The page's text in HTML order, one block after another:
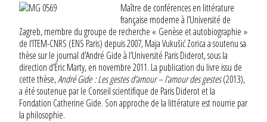
Maître de conférences en littérature
française moderne à l’Université de
Zagreb, membre du groupe de recherche « Genèse et autobiographie »
de l’ITEM-CNRS (ENS Paris) depuis 2007, Maja Vukušić Zorica a soutenu sa
thèse sur le journal d’André Gide à l’Université Paris Diderot, sous la
direction d’Éric Marty, en novembre 2011. La publication du livre issu de
cette thèse,André Gide : Les gestes d’amour – l’amour des gestes(2013),
a été soutenue par le Conseil scientifique de Paris Diderot et la
Fondation Catherine Gide. Son approche de la littérature est nourrie par
la philosophie.